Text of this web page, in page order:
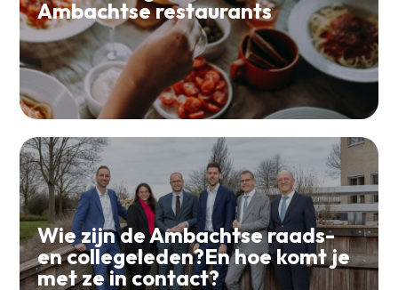
Ambachtse restaurants
Wie zijn de Ambachtse raads-
en collegeleden?En hoe komt je
met ze in contact?